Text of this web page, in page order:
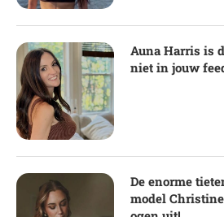
Auna Harris is
niet in jouw
De enorme
model